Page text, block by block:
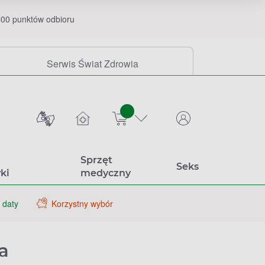
punktów odbioru
Serwis Świat Zdrowia
sztuk
Sprzęt
medyczny
Seks
daty Korzystny wybór